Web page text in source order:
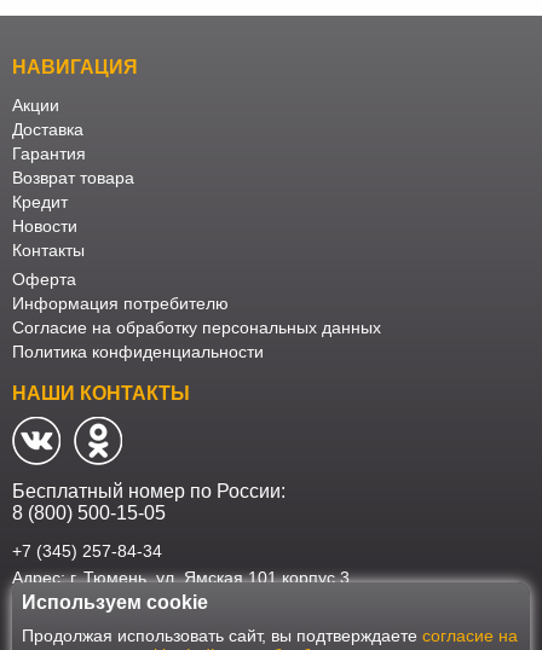
НАВИГАЦИЯ
Акции
Доставка
Гарантия
Возврат товара
Кредит
Новости
Контакты
Оферта
Информация потребителю
Согласие на обработку персональных данных
Политика конфиденциальности
НАШИ КОНТАКТЫ
Бесплатный номер по России:
8 (800) 500-15-05
+7 (345) 257-84-34
Адрес: г. Тюмень, ул. Ямская 101 корпус 3
Наш интернет-магазин работает в соответствии с требованиями
Федерального закона от 27 июля 2006 года №152-ФЗ "О персональных
Используем cookie
Продолжая использовать сайт, вы подтверждаете согласие на